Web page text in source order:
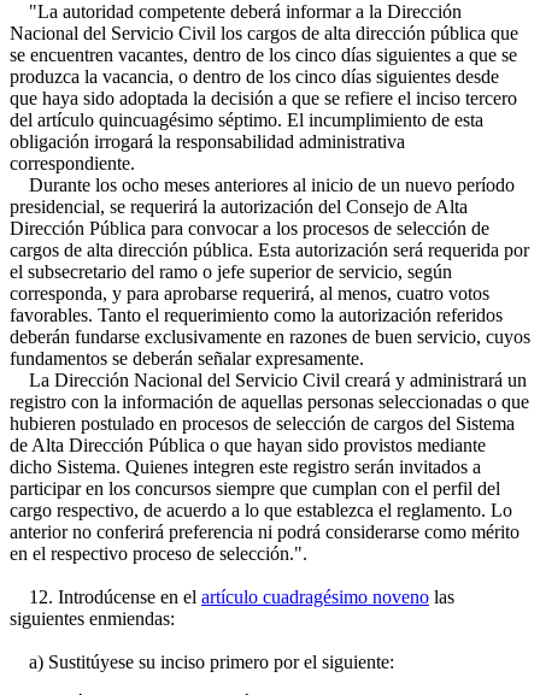
"La autoridad competente deberá informar a la Dirección
Nacional del Servicio Civil los cargos de alta dirección pública que
se encuentren vacantes, dentro de los cinco días siguientes a que se
produzca la vacancia, o dentro de los cinco días siguientes desde
que haya sido adoptada la decisión a que se refiere el inciso tercero
del artículo quincuagésimo séptimo. El incumplimiento de esta
obligación irrogará la responsabilidad administrativa
correspondiente.
Durante los ocho meses anteriores al inicio de un nuevo período
presidencial, se requerirá la autorización del Consejo de Alta
Dirección Pública para convocar a los procesos de selección de
cargos de alta dirección pública. Esta autorización será requerida por
el subsecretario del ramo o jefe superior de servicio, según
corresponda, y para aprobarse requerirá, al menos, cuatro votos
favorables. Tanto el requerimiento como la autorización referidos
deberán fundarse exclusivamente en razones de buen servicio, cuyos
fundamentos se deberán señalar expresamente.
La Dirección Nacional del Servicio Civil creará y administrará un
registro con la información de aquellas personas seleccionadas o que
hubieren postulado en procesos de selección de cargos del Sistema
de Alta Dirección Pública o que hayan sido provistos mediante
dicho Sistema. Quienes integren este registro serán invitados a
participar en los concursos siempre que cumplan con el perfil del
cargo respectivo, de acuerdo a lo que establezca el reglamento. Lo
anterior no conferirá preferencia ni podrá considerarse como mérito
en el respectivo proceso de selección.".
12. Introdúcense en el artículo cuadragésimo noveno las
siguientes enmiendas:
a) Sustitúyese su inciso primero por el siguiente: